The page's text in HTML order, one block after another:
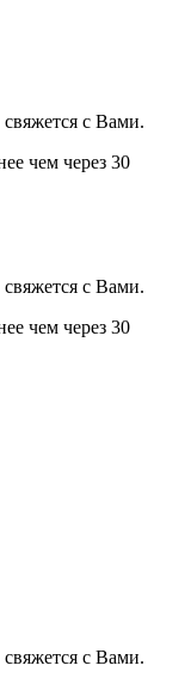
с Вами.
чем через 30
с Вами.
чем через 30
с Вами.